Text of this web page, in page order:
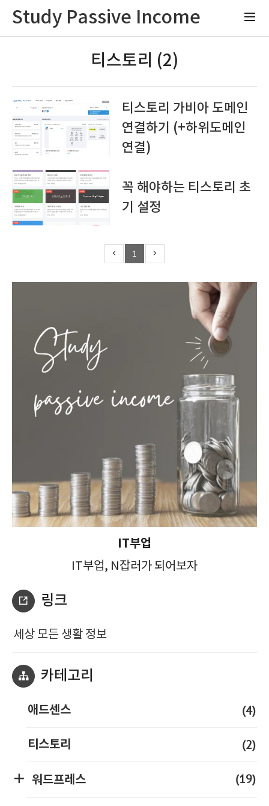
Study Passive Income
티스토리 (2)
티스토리 가비아 도메인
연결하기 (+하위도메인
연결)
꼭 해야하는 티스토리 초
기 설정
1
IT부업
IT부업, N잡러가 되어보자
링크
세상 모든 생활 정보
카테고리
애드센스 (4)
티스토리 (2)
워드프레스 (19)